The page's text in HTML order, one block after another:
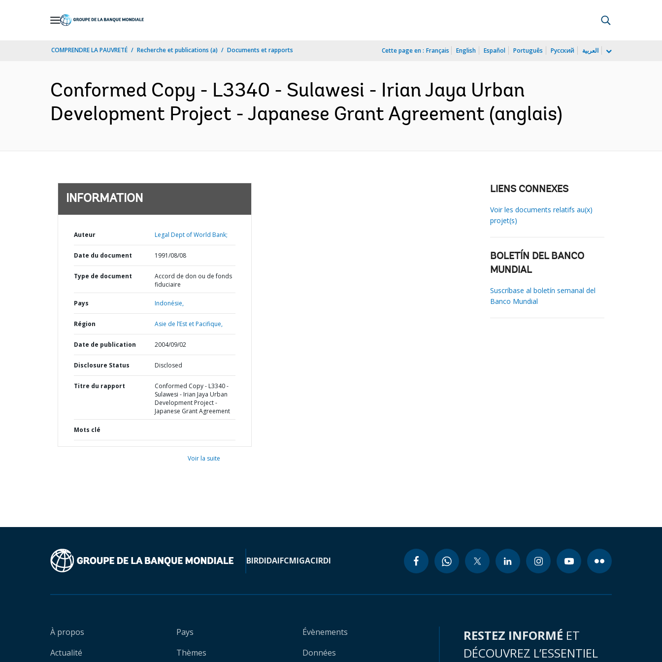
COMPRENDRE LA PAUVRETÉ Recherche et publications (a) Documents et rapports Cette page en : Français English Español Português Русский العربية
Conformed Copy - L3340 - Sulawesi - Irian Jaya Urban
Development Project - Japanese Grant Agreement (anglais)
INFORMATION
Auteur Legal Dept of World Bank;
Date du document 1991/08/08
Type de document
Accord de don ou de fonds
fiduciaire
Pays Indonésie,
Région Asie de l’Est et Pacifique,
Date de publication 2004/09/02
Disclosure Status Disclosed
Titre du rapport
Conformed Copy - L3340 -
Sulawesi - Irian Jaya Urban
Development Project -
Japanese Grant Agreement
Mots clé
Voir la suite
LIENS CONNEXES
Voir les documents relatifs au(x)
projet(s)
BOLETÍN DEL BANCO
MUNDIAL
Suscríbase al boletín semanal del
Banco Mundial
BIRDIDAIFCMIGACIRDI
À propos
Actualité
Pays
Thèmes
Évènements
Données
RESTEZ INFORMÉ ET
DÉCOUVREZ L’ESSENTIEL